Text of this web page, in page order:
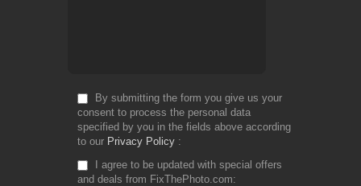
By submitting the form you give us your
consent to process the personal data
specified by you in the fields above according
to our Privacy Policy
I agree to be updated with special offers
and deals from FixThePhoto.com